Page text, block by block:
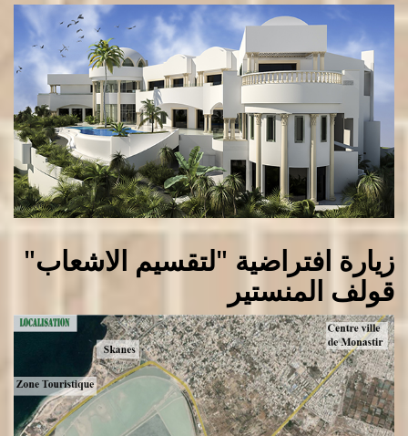
زيارة افتراضية "لتقسيم الاشعاب"
قولف المنستير